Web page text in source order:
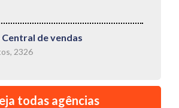
de vendas
2326
todas agências